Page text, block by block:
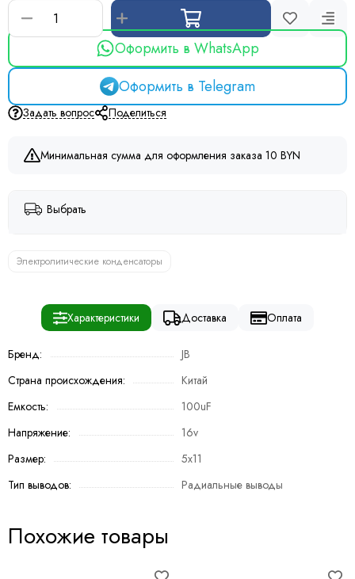
Оформить в WhatsApp
Оформить в Telegram
Задать вопрос Поделиться
Минимальная сумма для оформления заказа 10 BYN
Выбрать
Электролитические конденсаторы
Характеристики Доставка Оплата
Бренд:
JB
Страна происхождения:
Китай
Емкость:
100uF
Напряжение:
16v
Размер:
5х11
Тип выводов:
Радиальные выводы
Похожие товары